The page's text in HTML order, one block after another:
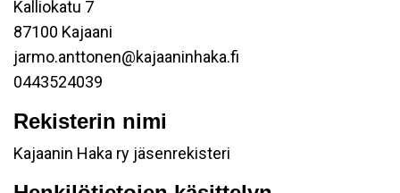
Kalliokatu 7
87100 Kajaani
jarmo.anttonen@kajaaninhaka.fi
0443524039
Rekisterin nimi
Kajaanin Haka ry jäsenrekisteri